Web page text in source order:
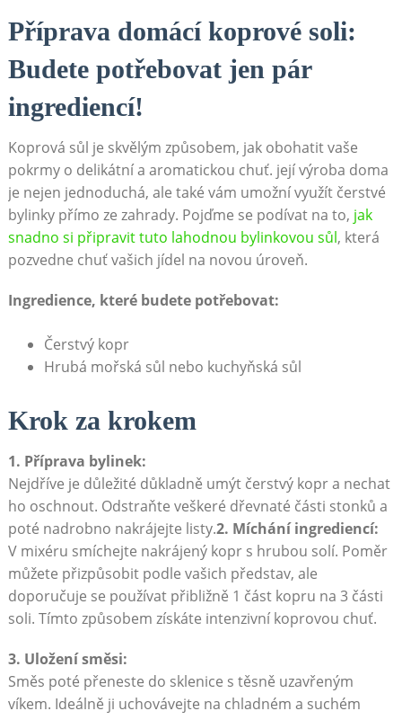
Příprava domácí koprové⁢ soli:⁣
Budete potřebovat jen pár
ingrediencí!
Koprová ⁤sůl je‌ skvělým ⁢způsobem, jak obohatit⁢ vaše
pokrmy o delikátní a aromatickou chuť. ‌její ⁤výroba doma
je nejen jednoduchá, ⁤ale‍ také vám umožní využít čerstvé
⁣bylinky přímo ze zahrady. Pojďme se podívat na‌ to, jak
snadno si‌ připravit ‍tuto ‌lahodnou bylinkovou sůl, která
pozvedne chuť vašich jídel na ⁤novou úroveň.
Ingredience,⁣ které budete ​potřebovat:
Čerstvý ⁤kopr
Hrubá mořská sůl nebo kuchyňská ​sůl
Krok za krokem
1. Příprava bylinek:
Nejdříve je důležité důkladně umýt čerstvý kopr a nechat​
ho oschnout. Odstraňte veškeré dřevnaté části stonků a
poté nadrobno ‍nakrájejte listy.2. Míchání ingrediencí:
V mixéru smíchejte⁢ nakrájený kopr s hrubou ⁢solí.​ Poměr
‌můžete přizpůsobit podle vašich​ představ, ale
doporučuje se používat přibližně 1 část kopru‌ na 3 části
soli. Tímto způsobem⁢ získáte⁢ intenzivní koprovou chuť.
3. Uložení směsi:
Směs poté přeneste do ​sklenice s těsně uzavřeným
‌víkem. Ideálně ji uchovávejte‌ na chladném ‍a ⁣suchém⁤